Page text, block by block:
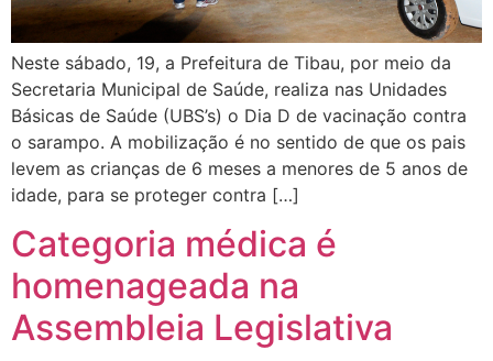
Neste sábado, 19, a Prefeitura de Tibau, por meio da
Secretaria Municipal de Saúde, realiza nas Unidades
Básicas de Saúde (UBS’s) o Dia D de vacinação contra
o sarampo. A mobilização é no sentido de que os pais
levem as crianças de 6 meses a menores de 5 anos de
idade, para se proteger contra […]
Categoria médica é
homenageada na
Assembleia Legislativa